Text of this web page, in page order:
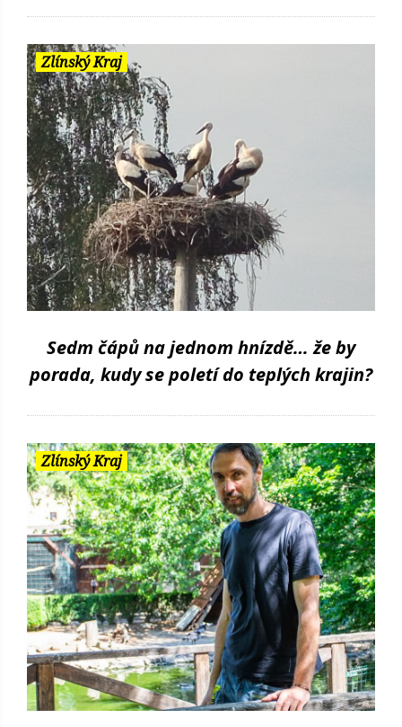
Zlínský Kraj
Sedm čápů na jednom hnízdě… že by
porada, kudy se poletí do teplých krajin?
Zlínský Kraj